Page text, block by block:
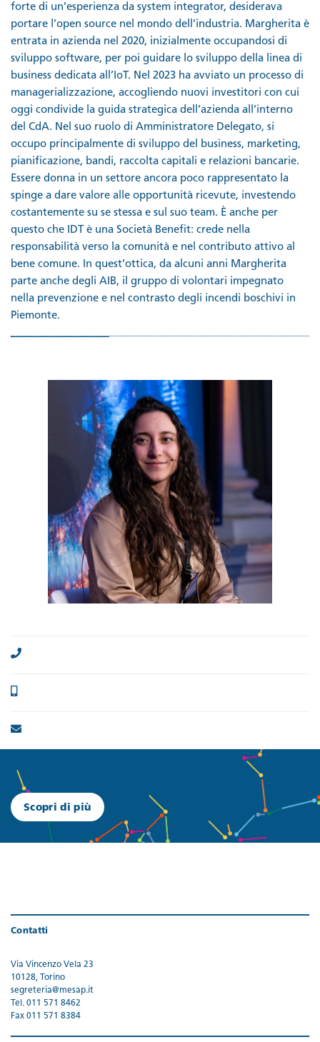
forte di un’esperienza da system integrator, desiderava
portare l’open source nel mondo dell’industria. Margherita è
entrata in azienda nel 2020, inizialmente occupandosi di
sviluppo software, per poi guidare lo sviluppo della linea di
business dedicata all’IoT. Nel 2023 ha avviato un processo di
managerializzazione, accogliendo nuovi investitori con cui
oggi condivide la guida strategica dell’azienda all’interno
del CdA. Nel suo ruolo di Amministratore Delegato, si
occupo principalmente di sviluppo del business, marketing,
pianificazione, bandi, raccolta capitali e relazioni bancarie.
Essere donna in un settore ancora poco rappresentato la
spinge a dare valore alle opportunità ricevute, investendo
costantemente su se stessa e sul suo team. È anche per
questo che IDT è una Società Benefit: crede nella
responsabilità verso la comunità e nel contributo attivo al
bene comune. In quest’ottica, da alcuni anni Margherita
parte anche degli AIB, il gruppo di volontari impegnato
nella prevenzione e nel contrasto degli incendi boschivi in
Piemonte.
Scopri di più
Contatti
Via Vincenzo Vela 23
10128, Torino
segreteria@mesap.it
Tel. 011 571 8462
Fax 011 571 8384